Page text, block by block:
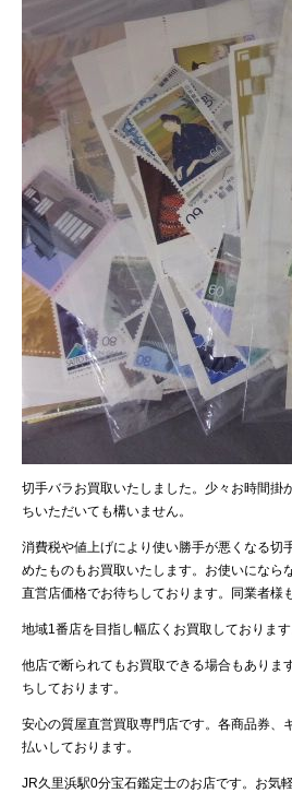
切手バラお買取いたしました。少々お時間掛
ちいただいても構いません。
消費税や値上げにより使い勝手が悪くなる切
めたものもお買取いたします。お使いになら
直営店価格でお待ちしております。同業者様
地域1番店を目指し幅広くお買取しております
他店で断られてもお買取できる場合もありま
ちしております。
安心の質屋直営買取専門店です。各商品券、
払いしております。
JR久里浜駅0分宝石鑑定士のお店です。お気